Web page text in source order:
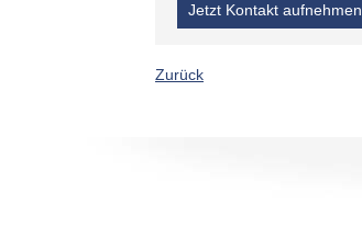
Jetzt Kontakt aufnehmen
Zurück